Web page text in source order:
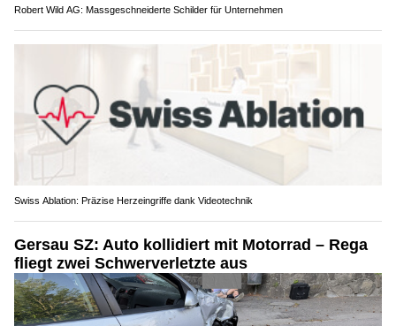
Robert Wild AG: Massgeschneiderte Schilder für Unternehmen
Swiss Ablation: Präzise Herzeingriffe dank Videotechnik
Gersau SZ: Auto kollidiert mit Motorrad – Rega
fliegt zwei Schwerverletzte aus